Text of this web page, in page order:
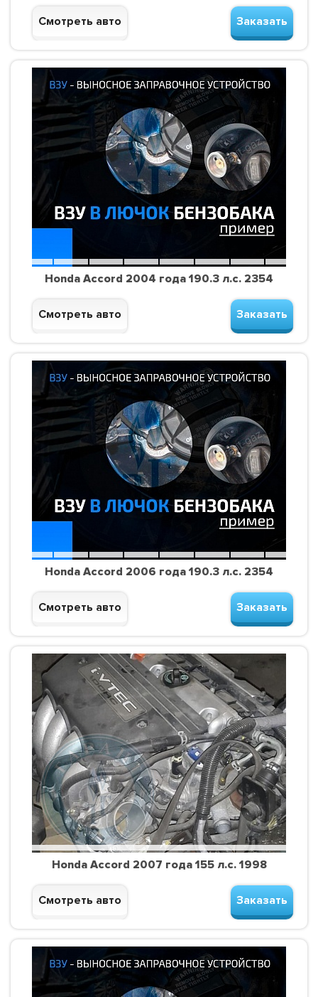
Смотреть авто Заказать
Honda Accord 2004 года 190.3 л.с. 2354
Смотреть авто Заказать
Honda Accord 2006 года 190.3 л.с. 2354
Смотреть авто Заказать
Honda Accord 2007 года 155 л.с. 1998
Смотреть авто Заказать